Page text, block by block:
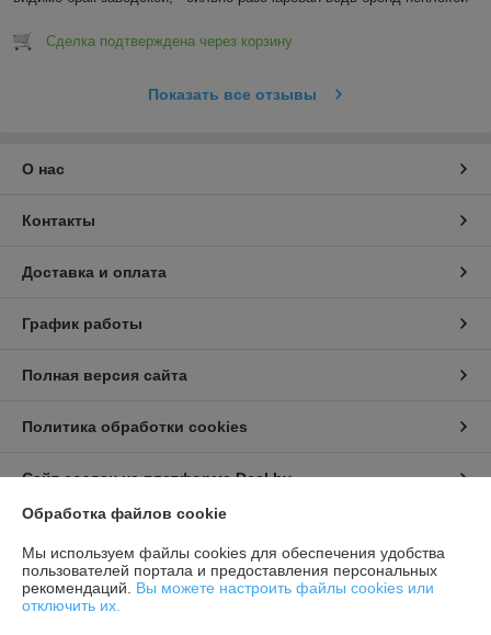
Сделка подтверждена через корзину
Показать все отзывы
О нас
Контакты
Доставка и оплата
График работы
Полная версия сайта
Политика обработки cookies
Сайт создан на платформе Deal.by
Информация для покупателя
Индивидуальный предприниматель:Бондарович Андрей Иванович
г. Минск, ул. Первомайская, д. 24 к.3, кв. 15
Обработка файлов cookie
Мы используем файлы cookies для обеспечения удобства
пользователей портала и предоставления персональных
рекомендаций. Вы можете настроить файлы cookies или
отключить их.